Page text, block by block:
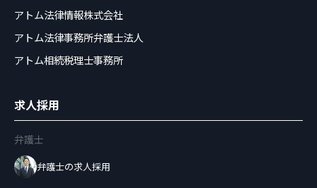
アトム法律情報株式会社
アトム法律事務所弁護士法人
アトム相続税理士事務所
求人採用
弁護士
弁護士の求人採用